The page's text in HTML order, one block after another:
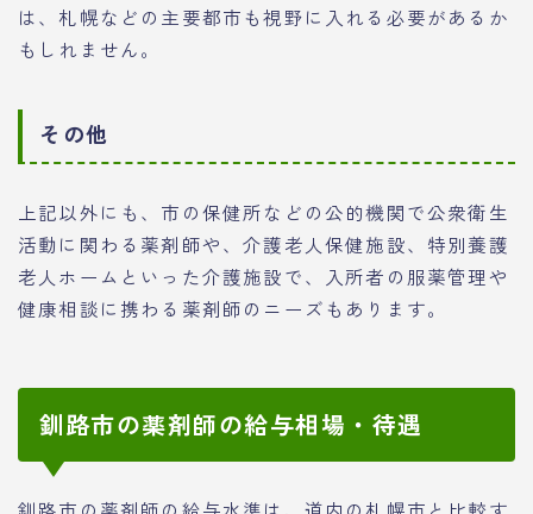
は、札幌などの主要都市も視野に入れる必要があるか
もしれません。
その他
上記以外にも、市の保健所などの公的機関で公衆衛生
活動に関わる薬剤師や、介護老人保健施設、特別養護
老人ホームといった介護施設で、入所者の服薬管理や
健康相談に携わる薬剤師のニーズもあります。
釧路市の薬剤師の給与相場・待遇
釧路市の薬剤師の給与水準は、道内の札幌市と比較す